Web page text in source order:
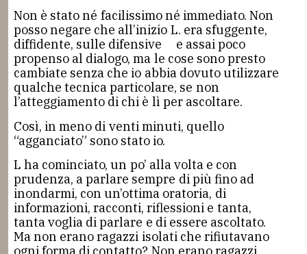
Non è stato né facilissimo né immediato. Non
posso negare che all’inizio L. era sfuggente,
diffidente, sulle difensive
e assai poco
propenso al dialogo, ma le cose sono presto
cambiate senza che io abbia dovuto utilizzare
qualche tecnica particolare, se non
l’atteggiamento di chi è lì per ascoltare.
Così, in meno di venti minuti, quello
“agganciato” sono stato io.
L ha cominciato, un po’ alla volta e con
prudenza, a parlare sempre di più fino ad
inondarmi, con un’ottima oratoria, di
informazioni, racconti, riflessioni e tanta,
tanta voglia di parlare e di essere ascoltato.
Ma non erano ragazzi isolati che rifiutavano